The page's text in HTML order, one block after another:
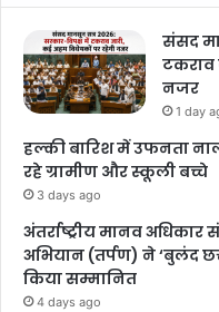
संसद
टकराव
नजर
1 day
हल्की बारिश में उफनता
रहे ग्रामीण और स्कूली बच्चे
3 days ago
अंतर्राष्ट्रीय मानव
अभियान (तर्पण) ने ‘बुलंद
किया सम्मानित
4 days ago